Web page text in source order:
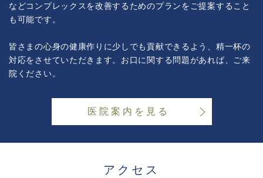
などコンプレックスを改善するためのプランをご提案すること
も可能です。
皆さまの心身の健康作りに少しでも貢献できるよう、精一杯の
対応をさせていただきます。お口に関する問題があれば、ご来
院ください。
医院案内を見る
アクセス